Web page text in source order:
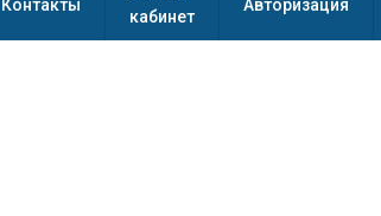
Контакты
кабинет
Авторизация